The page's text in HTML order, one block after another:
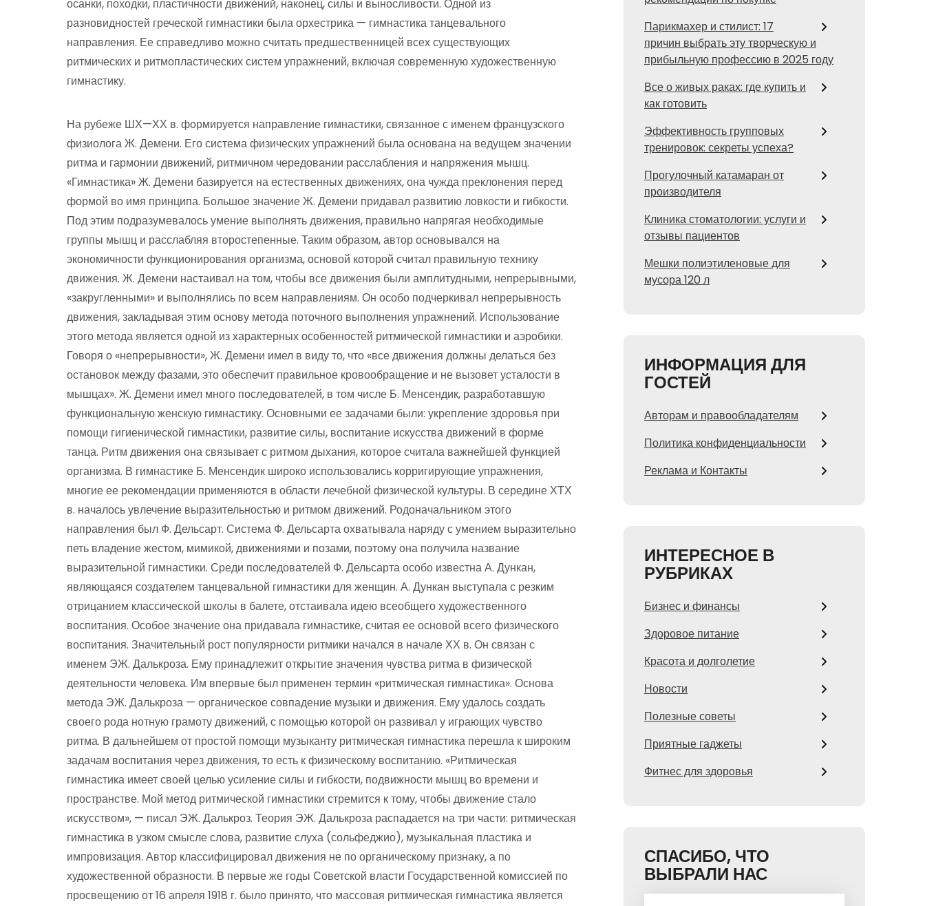
осанки, походки, пластичности движений, наконец, силы и выносливости. Одной из
разновидностей греческой гимнастики была орхестрика — гимнастика танцевального
направления. Ее справедливо можно считать предшественницей всех существующих
ритмических и ритмопластических систем упражнений, включая современную художественную
гимнастику.
На рубеже ШХ—ХХ в. формируется направление гимнастики, связанное с именем французского
физиолога Ж. Демени. Его система физических упражнений была основана на ведущем значении
ритма и гармонии движений, ритмичном чередовании расслабления и напряжения мышц.
«Гимнастика» Ж. Демени базируется на естественных движениях, она чужда преклонения перед
формой во имя принципа. Большое значение Ж. Демени придавал развитию ловкости и гибкости.
Под этим подразумевалось умение выполнять движения, правильно напрягая необходимые
группы мышц и расслабляя второстепенные. Таким образом, автор основывался на
экономичности функционирования организма, основой которой считал правильную технику
движения. Ж. Демени настаивал на том, чтобы все движения были амплитудными, непрерывными,
«закругленными» и выполнялись по всем направлениям. Он особо подчеркивал непрерывность
движения, закладывая этим основу метода поточного выполнения упражнений. Использование
этого метода является одной из характерных особенностей ритмической гимнастики и аэробики.
Говоря о «непрерывности», Ж. Демени имел в виду то, что «все движения должны делаться без
остановок между фазами, это обеспечит правильное кровообращение и не вызовет усталости в
мышцах». Ж. Демени имел много последователей, в том числе Б. Менсендик, разработавшую
функциональную женскую гимнастику. Основными ее задачами были: укрепление здоровья при
помощи гигиенической гимнастики, развитие силы, воспитание искусства движений в форме
танца. Ритм движения она связывает с ритмом дыхания, которое считала важнейшей функцией
организма. В гимнастике Б. Менсендик широко использовались корригирующие упражнения,
многие ее рекомендации применяются в области лечебной физической культуры. В середине ХТХ
в. началось увлечение выразительностью и ритмом движений. Родоначальником этого
направления был Ф. Дельсарт. Система Ф. Дельсарта охватывала наряду с умением выразительно
петь владение жестом, мимикой, движениями и позами, поэтому она получила название
выразительной гимнастики. Среди последователей Ф. Дельсарта особо известна А. Дункан,
являющаяся создателем танцевальной гимнастики для женщин. А. Дункан выступала с резким
отрицанием классической школы в балете, отстаивала идею всеобщего художественного
воспитания. Особое значение она придавала гимнастике, считая ее основой всего физического
воспитания. Значительный рост популярности ритмики начался в начале ХХ в. Он связан с
именем ЭЖ. Далькроза. Ему принадлежит открытие значения чувства ритма в физической
деятельности человека. Им впервые был применен термин «ритмическая гимнастика». Основа
метода ЭЖ. Далькроза — органическое совпадение музыки и движения. Ему удалось создать
своего рода нотную грамоту движений, с помощью которой он развивал у играющих чувство
ритма. В дальнейшем от простой помощи музыканту ритмическая гимнастика перешла к широким
задачам воспитания через движения, то есть к физическому воспитанию. «Ритмическая
гимнастика имеет своей целью усиление силы и гибкости, подвижности мышц во времени и
пространстве. Мой метод ритмической гимнастики стремится к тому, чтобы движение стало
искусством», — писал ЭЖ. Далькроз. Теория ЭЖ. Далькроза распадается на три части: ритмическая
гимнастика в узком смысле слова, развитие слуха (сольфеджио), музыкальная пластика и
импровизация. Автор классифицировал движения не по органическому признаку, а по
художественной образности. В первые же годы Советской власти Государственной комиссией по
просвещению от 16 апреля 1918 г. было принято, что массовая ритмическая гимнастика является
Парикмахер и стилист: 17
причин выбрать эту творческую и
прибыльную профессию в 2025 году
Все о живых раках: где купить и
как готовить
Эффективность групповых
тренировок: секреты успеха?
Прогулочный катамаран от
производителя
Клиника стоматологии: услуги и
отзывы пациентов
Мешки полиэтиленовые для
мусора 120 л
ИНФОРМАЦИЯ ДЛЯ
ГОСТЕЙ
Авторам и правообладателям
Политика конфиденциальности
Реклама и Контакты
ИНТЕРЕСНОЕ В
РУБРИКАХ
Бизнес и финансы
Здоровое питание
Красота и долголетие
Новости
Полезные советы
Приятные гаджеты
Фитнес для здоровья
СПАСИБО, ЧТО
ВЫБРАЛИ НАС